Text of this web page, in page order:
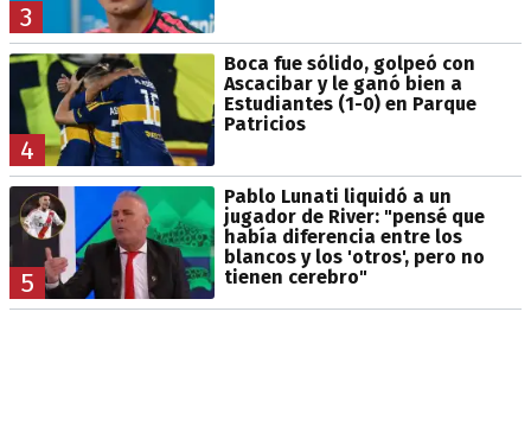
3
4
Boca fue sólido, golpeó con
Ascacibar y le ganó bien a
Estudiantes (1-0) en Parque
Patricios
5
Pablo Lunati liquidó a un
jugador de River: "pensé que
había diferencia entre los
blancos y los 'otros', pero no
tienen cerebro"